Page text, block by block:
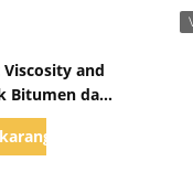
Viscosity and
Bitumen dan